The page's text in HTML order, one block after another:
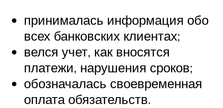
принималась информация обо
всех банковских клиентах;
велся учет, как вносятся
платежи, нарушения сроков;
обозначалась своевременная
оплата обязательств.